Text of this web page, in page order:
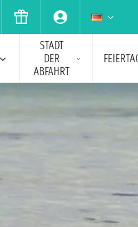
STADT
DER
ABFAHRT